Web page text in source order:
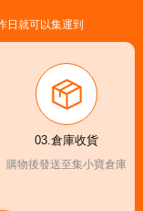
日就可以集運到
03.倉庫收貨
購物後發送至集小寶倉庫